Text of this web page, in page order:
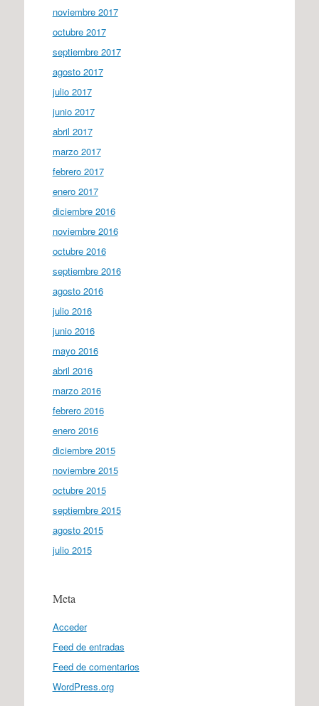
noviembre 2017
octubre 2017
septiembre 2017
agosto 2017
julio 2017
junio 2017
abril 2017
marzo 2017
febrero 2017
enero 2017
diciembre 2016
noviembre 2016
octubre 2016
septiembre 2016
agosto 2016
julio 2016
junio 2016
mayo 2016
abril 2016
marzo 2016
febrero 2016
enero 2016
diciembre 2015
noviembre 2015
octubre 2015
septiembre 2015
agosto 2015
julio 2015
Meta
Acceder
Feed de entradas
Feed de comentarios
WordPress.org